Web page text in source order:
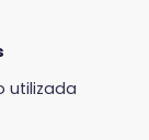
utilizada